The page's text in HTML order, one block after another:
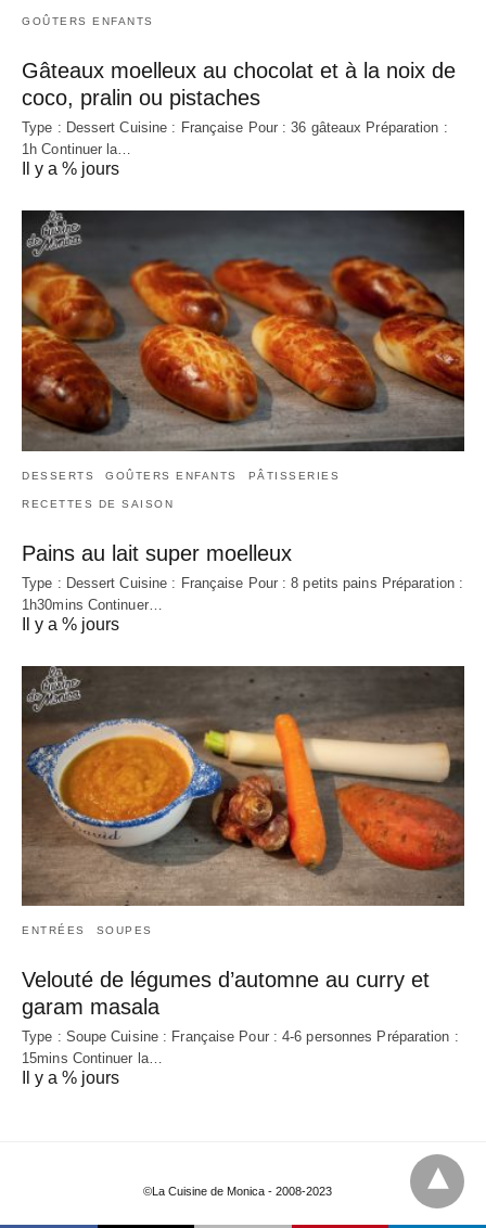
GOÛTERS ENFANTS
Gâteaux moelleux au chocolat et à la noix de
coco, pralin ou pistaches
Type : Dessert Cuisine : Française Pour : 36 gâteaux Préparation :
1h Continuer la…
Il y a % jours
DESSERTS GOÛTERS ENFANTS PÂTISSERIES
RECETTES DE SAISON
Pains au lait super moelleux
Type : Dessert Cuisine : Française Pour : 8 petits pains Préparation :
1h30mins Continuer…
Il y a % jours
ENTRÉES SOUPES
Velouté de légumes d’automne au curry et
garam masala
Type : Soupe Cuisine : Française Pour : 4-6 personnes Préparation :
15mins Continuer la…
Il y a % jours
©La Cuisine de Monica - 2008-2023